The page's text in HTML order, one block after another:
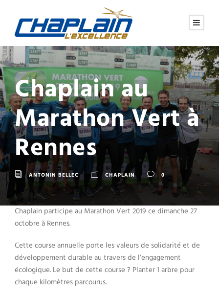
Chaplain au
Marathon Vert à
Rennes
ANTONIN BELLEC CHAPLAIN 0
Chaplain participe au Marathon Vert 2019 ce dimanche 27
octobre à Rennes.
Cette course annuelle porte les valeurs de solidarité et de
développement durable au travers de l’engagement
écologique. Le but de cette course ? Planter 1 arbre pour
chaque kilomètres parcourus.